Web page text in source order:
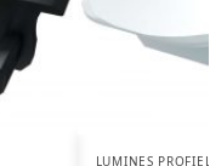
LUMINES